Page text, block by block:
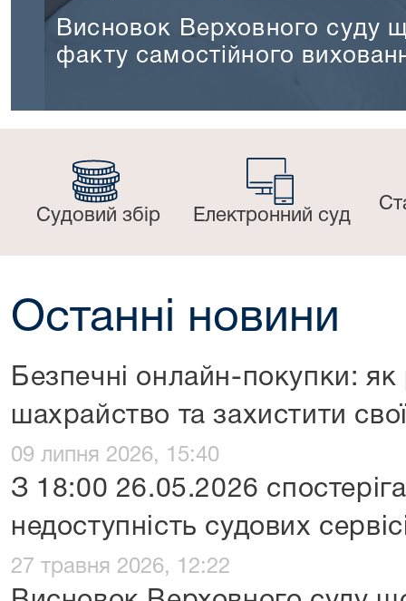
Висновок Верховного суду
факту самостійного
Судовий збір Електронний суд
Останні новини
Безпечні онлайн-покупки: як
шахрайство та захистити
09 липня 2026, 15:40
З 18:00 26.05.2026
недоступність судових
27 травня 2026, 12:22